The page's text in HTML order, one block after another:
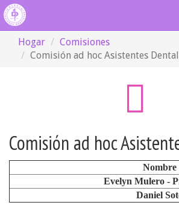
Hogar
Comisiones
Comisión ad hoc Asistentes
Comisión ad hoc
Nombre
Evelyn Mulero -
Daniel